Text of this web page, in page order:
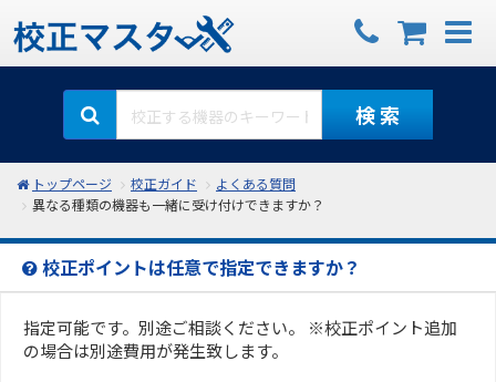
検 索
トップページ 校正ガイド
よくある質問
異なる種類の機器も一緒に受け付けできますか？
校正ポイントは任意で指定できますか？
指定可能です。別途ご相談ください。 ※校正ポイント追加
の場合は別途費用が発生致します。